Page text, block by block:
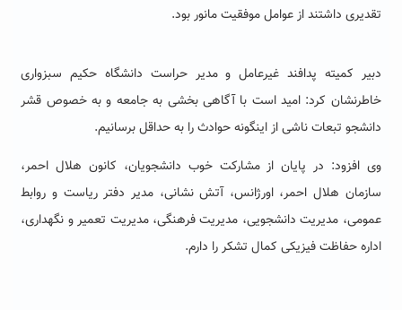
تقدیری داشتند از عوامل موفقیت مانور بود.
دبیر کمیته پدافند غیرعامل و مدیر حراست دانشگاه حکیم سبزواری
خاطرنشان کرد: امید است با آگاهی بخشی به جامعه و به خصوص قشر
دانشجو تبعات ناشی از اینگونه حوادث را به حداقل برسانیم.
وی افزود: در پایان از مشارکت خوب دانشجویان، کانون هلال احمر،
سازمان هلال احمر، اورژانس، آتش نشانی، مدیر دفتر ریاست و روابط
عمومی، مدیریت دانشجویی، مدیریت فرهنگی، مدیریت تعمیر و نگهداری،
اداره حفاظت فیزیکی کمال تشکر را دارم.